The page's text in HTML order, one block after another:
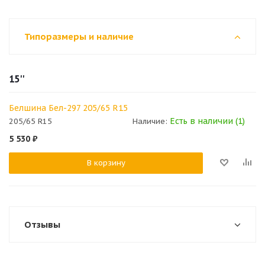
Типоразмеры и наличие
15''
Белшина Бел-297 205/65 R15
205/65 R15 Наличие: Есть в наличии (1)
5 530 ₽
В корзину
Отзывы